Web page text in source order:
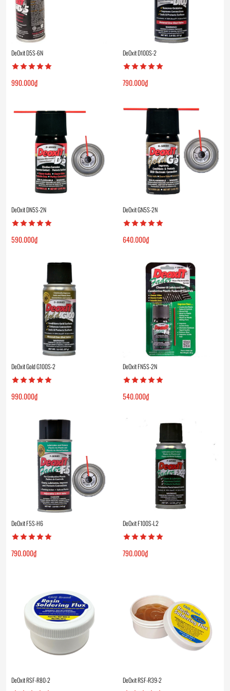
DeOxit D5S-6N
990.000₫
DeOxit D100S-2
790.000₫
DeOxit DN5S-2N
590.000₫
DeOxit GN5S-2N
640.000₫
DeOxit Gold G100S-2
990.000₫
DeOxit FN5S-2N
540.000₫
DeOxit F5S-H6
790.000₫
DeOxit F100S-L2
790.000₫
DeOxit RSF-R80-2 DeOxit RSF-R39-2